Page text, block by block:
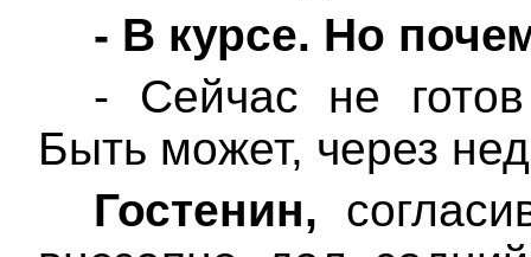
- В курсе. Но
- Сейчас не
Быть может, через
Гостенин,